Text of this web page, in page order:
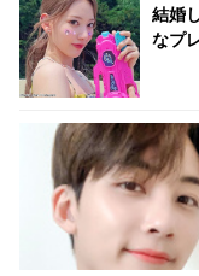
結婚
なプ